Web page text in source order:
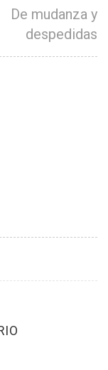
De mudanza y
despedidas